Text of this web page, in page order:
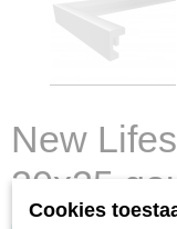
New
20x25
Cookies